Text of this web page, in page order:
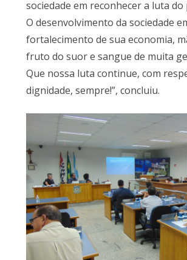
sociedade em reconhecer a luta
O desenvolvimento da sociedade
fortalecimento de sua economia,
fruto do suor e sangue de muita
Que nossa luta continue, com
dignidade, sempre!”, concluiu.